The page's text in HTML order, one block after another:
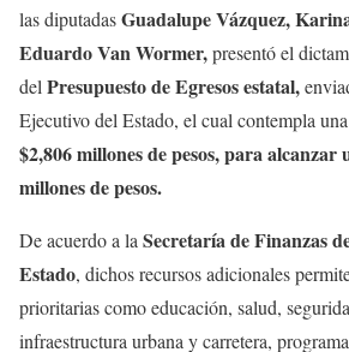
las diputadasGuadalupe Vázquez,
Eduardo Van Wormer,presentó el
del Presupuesto de Egresos estatal,
Ejecutivo del Estado, el cual contempla
$2,806 millones de pesos, para alcanzar
millones de pesos.
De acuerdo a la Secretaría de Finanzas
Estado, dichos recursos adicionales
prioritarias como educación, salud,
infraestructura urbana y carretera,